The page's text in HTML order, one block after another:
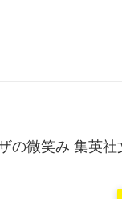
の微笑み 集英社